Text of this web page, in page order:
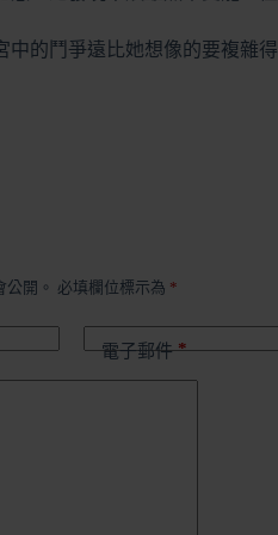
的鬥爭遠比她想像的要複雜得
開。 必填欄位標示為 *
電子郵件*